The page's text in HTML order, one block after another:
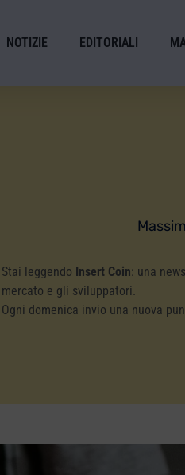
NOTIZIE EDITORIALI
Stai leggendo Insert Coin: una
mercato e gli sviluppatori.
Ogni domenica invio una nuova